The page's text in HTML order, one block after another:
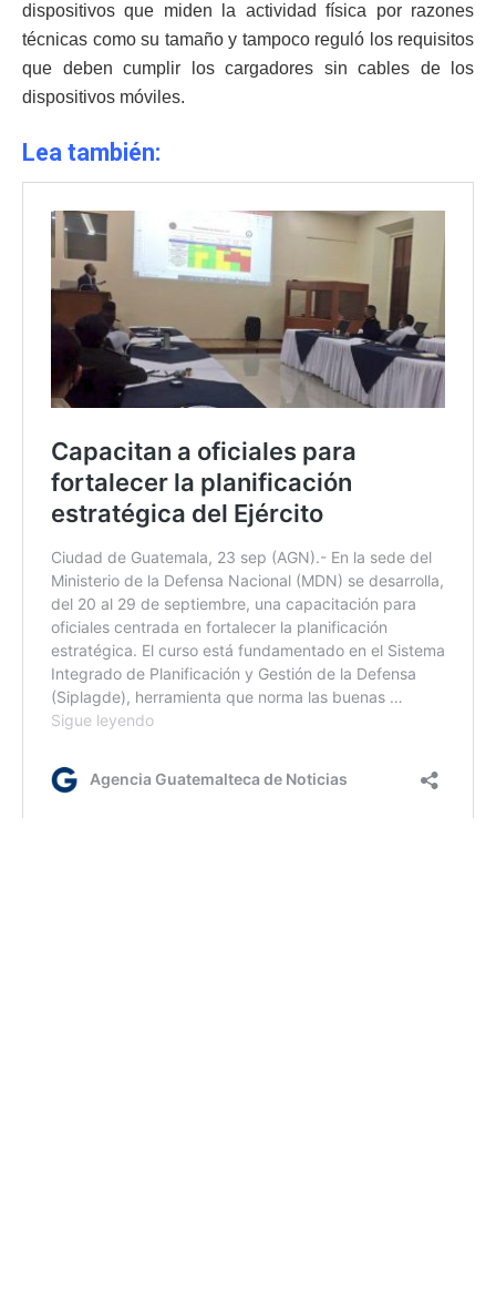
dispositivos que miden la actividad física por razones
técnicas como su tamaño y tampoco reguló los requisitos
que deben cumplir los cargadores sin cables de los
dispositivos móviles.
Lea también: